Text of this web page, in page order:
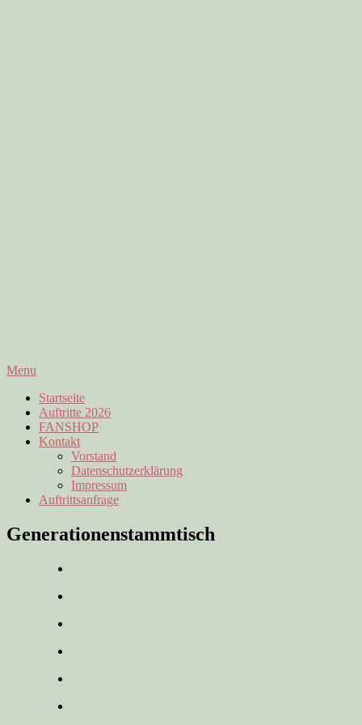
Skip
content
Menu
Startseite
Auftritte 2026
FANSHOP
Kontakt
Vorstand
Datenschutzerklärung
Impressum
Auftrittsanfrage
Generationenstammtisch